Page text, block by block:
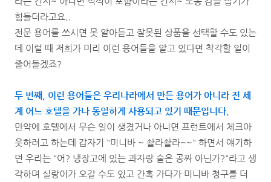
힘들더라고요..
전문 용어를 쓰시면 못 알아듣고 잘못된 상품을 선택할 수도 있는
데 이럴 때 저희가 미리 이런 용어들을 알고 있다면 착각할 일이
줄어들겠죠?
두 번째, 이런 용어들은 우리나라에서 만든 용어가 아니라 전 세
계 어느 호텔을 가나 동일하게 사용되고 있기 때문입니다.
만약에 호텔에서 무슨 일이 생겼거나 아니면 프런트에서 체크아
웃하려고 하는데 갑자기 "미니바 ~ 솰라솰라~~" 하면서 얘기하
면 우리는 "어? 냉장고에 있는 과자랑 술은 공짜 아닌가?"라고 생
각하며 실랑이가 오갈 수도 있고 간혹 가다가 미니바 청구를 더